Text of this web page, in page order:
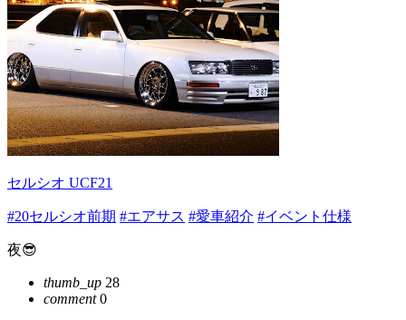
セルシオ UCF21
#20セルシオ前期 #エアサス #愛車紹介 #イベント仕様
夜😎
thumb_up 28
comment0